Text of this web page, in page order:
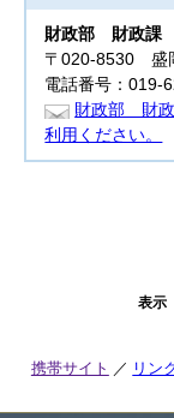
財政部 財政課
〒020-8530 盛
電話番号：019-
財政部 財政
利用ください。
表示
携帯サイト リン